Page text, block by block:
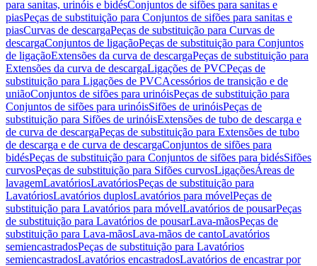
para sanitas, urinóis e bidésConjuntos de sifões para sanitas e
piasPeças de substituição para Conjuntos de sifões para sanitas e
piasCurvas de descargaPeças de substituição para Curvas de
descargaConjuntos de ligaçãoPeças de substituição para Conjuntos
de ligaçãoExtensões da curva de descargaPeças de substituição para
Extensões da curva de descargaLigações de PVCPeças de
substituição para Ligações de PVCAcessórios de transição e de
uniãoConjuntos de sifões para urinóisPeças de substituição para
Conjuntos de sifões para urinóisSifões de urinóisPeças de
substituição para Sifões de urinóisExtensões de tubo de descarga e
de curva de descargaPeças de substituição para Extensões de tubo
de descarga e de curva de descargaConjuntos de sifões para
bidésPeças de substituição para Conjuntos de sifões para bidésSifões
curvosPeças de substituição para Sifões curvosLigaçõesÁreas de
lavagemLavatóriosLavatóriosPeças de substituição para
LavatóriosLavatórios duplosLavatórios para móvelPeças de
substituição para Lavatórios para móvelLavatórios de pousarPeças
de substituição para Lavatórios de pousarLava-mãosPeças de
substituição para Lava-mãosLava-mãos de cantoLavatórios
semiencastradosPeças de substituição para Lavatórios
semiencastradosLavatórios encastradosLavatórios de encastrar por